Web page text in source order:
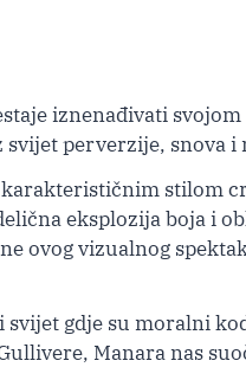
iznenađivati svojom
perverzije, snova
stilom
eksplozija boja i
ovog vizualnog
gdje su moralni
Manara nas